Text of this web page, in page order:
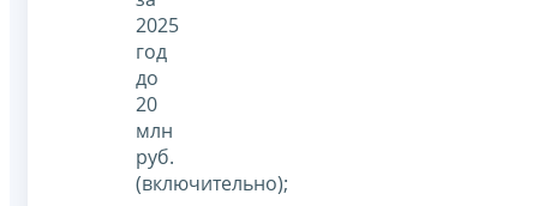
2025
год
до
20
млн
руб.
(включительно);